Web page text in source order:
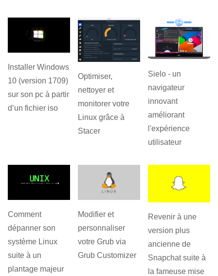
Installer Windows
10 (version 1709)
sur son pc à partir
d’un fichier iso
Optimiser,
nettoyer et
monitorer votre
Linux grâce à
Stacer
Sielo - un
navigateur
innovant
améliorant
l'expérience
utilisateur
Comment
dépanner son
système Linux
suite à un
plantage majeur
Modifier et
personnaliser
votre Grub via
Grub Customizer
Revenir à une
version plus
ancienne de
Snapchat suite à
la fameuse mise